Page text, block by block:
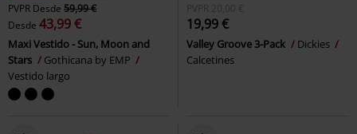
PVPR Desde 59,99 €
Desde 43,99 €
Maxi Vestido - Sun, Moon and
Stars
Gothicana by EMP
Vestido largo
PVPR 20,00 €
19,99 €
Valley Groove 3-Pack
Dickies
Calcetines